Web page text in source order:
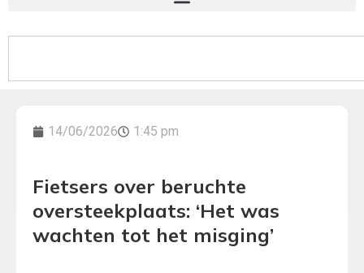
14/06/2026 1:45 pm
Fietsers over beruchte
oversteekplaats: ‘Het was
wachten tot het misging’